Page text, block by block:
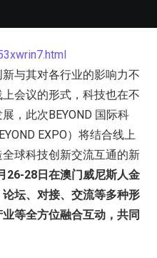
与其对各行业的影响力不
会议的形式，科技也在不
，此次BEYOND 国际科
EXPO）将结合线上
球科技创新交流互通的新
26-28日在澳门威尼斯人金
坛、对接、交流等多种形
等全方位融合互动，共同